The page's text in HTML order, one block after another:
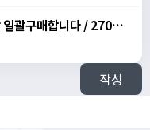
괄구매합니다 / 270마
o/sNHIE1Gd
작성